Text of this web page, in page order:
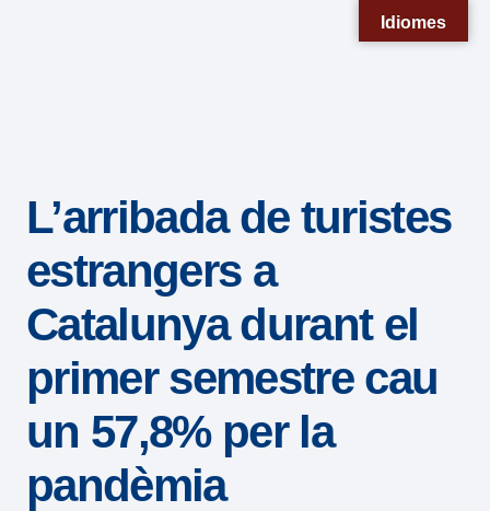
sistema
accesibilidad.
L’arribada de turistes
estrangers a
Catalunya durant el
primer semestre cau
un 57,8% per la
pandèmia
Idiomes